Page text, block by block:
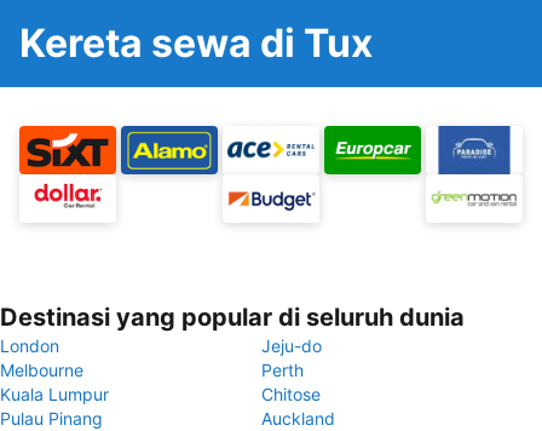
Kereta sewa di Tux
Destinasi yang popular di seluruh dunia
London
Jeju-do
Melbourne
Perth
Kuala Lumpur
Chitose
Pulau Pinang
Auckland